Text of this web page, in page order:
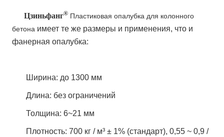
Цзиньфанг® Пластиковая опалубка для колонного
бетона имеет те же размеры и применения, что и
фанерная опалубка:
Ширина: до 1300 мм
Длина: без ограничений
Толщина: 6~21 мм
Плотность: 700 кг / м³ ± 1% (стандарт), 0,55 ~ 0,9 /